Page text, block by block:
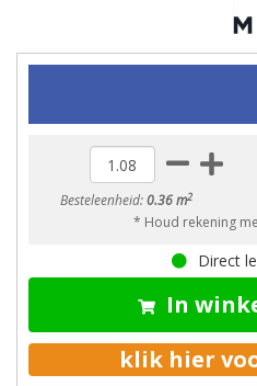
Besteleenheid:0.36 m2
* Houd rekening
Direct
In
klik hier